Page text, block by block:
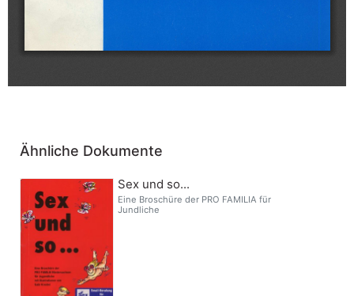
Ähnliche Dokumente
Sex und so...
Eine Broschüre der PRO FAMILIA für
Jundliche